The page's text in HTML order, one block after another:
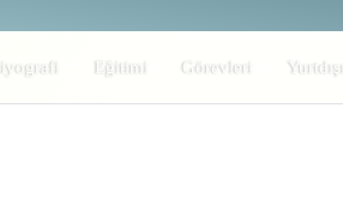
Eğitimi Görevleri Yurtdışı